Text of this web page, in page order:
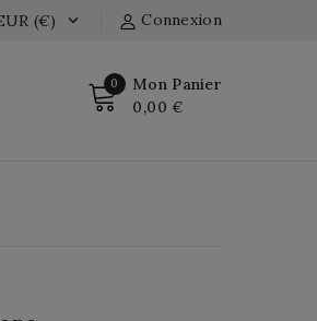
Connexion
(€) 
0 Mon Panier
0,00 €